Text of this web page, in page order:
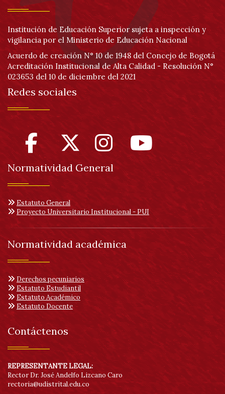
Institución de Educación Superior sujeta a inspección y
vigilancia por el Ministerio de Educación Nacional
Acuerdo de creación N° 10 de 1948 del Concejo de Bogotá
Acreditación Institucional de Alta Calidad - Resolución N°
023653 del 10 de diciembre del 2021
Redes sociales
Normatividad General
Estatuto General
Proyecto Universitario Institucional - PUI
Normatividad académica
Derechos pecuniarios
Estatuto Estudiantil
Estatuto Académico
Estatuto Docente
Contáctenos
REPRESENTANTE LEGAL:
Rector Dr. José Andelfo Lizcano Caro
rectoria@udistrital.edu.co